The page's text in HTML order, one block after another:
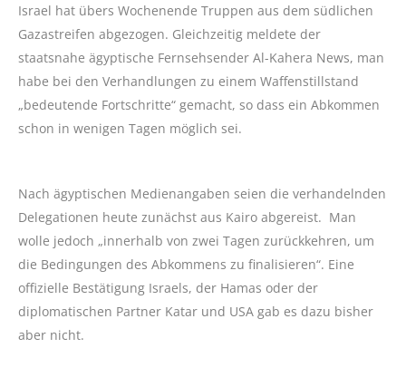
Israel hat übers Wochenende Truppen aus dem südlichen
Gazastreifen abgezogen. Gleichzeitig meldete der
staatsnahe ägyptische Fernsehsender Al-Kahera News, man
habe bei den Verhandlungen zu einem Waffenstillstand
„bedeutende Fortschritte“ gemacht, so dass ein Abkommen
schon in wenigen Tagen möglich sei.
Nach ägyptischen Medienangaben seien die verhandelnden
Delegationen heute zunächst aus Kairo abgereist. Man
wolle jedoch „innerhalb von zwei Tagen zurückkehren, um
die Bedingungen des Abkommens zu finalisieren“. Eine
offizielle Bestätigung Israels, der Hamas oder der
diplomatischen Partner Katar und USA gab es dazu bisher
aber nicht.